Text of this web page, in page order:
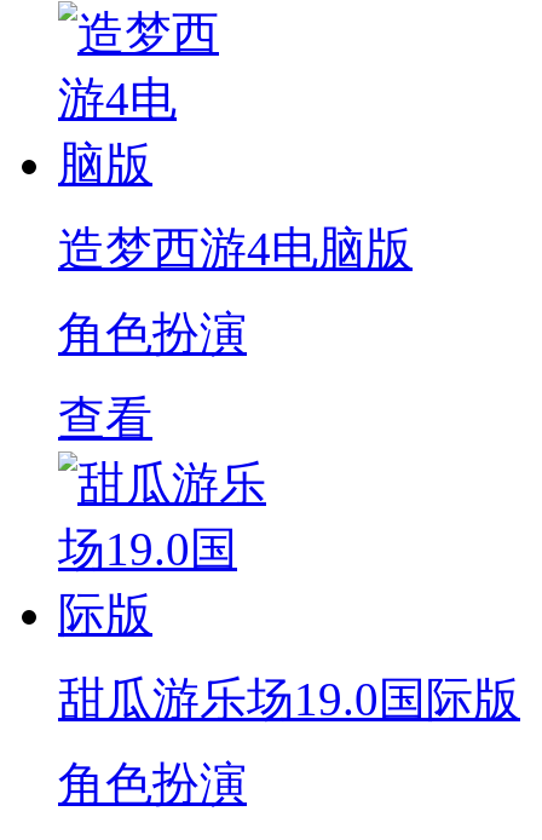
造梦西游4电脑版
角色扮演
查看
甜瓜游乐场19.0国际版
角色扮演